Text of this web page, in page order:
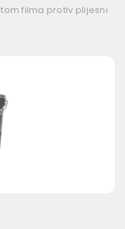
filma protiv plijesni